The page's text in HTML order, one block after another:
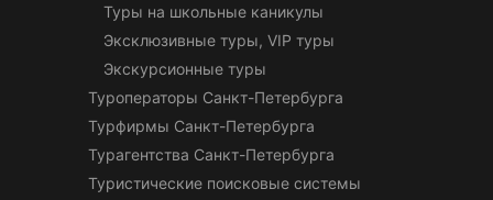
Туры на школьные каникулы
Эксклюзивные туры, VIP туры
Экскурсионные туры
Туроператоры Санкт-Петербурга
Турфирмы Санкт-Петербурга
Турагентства Санкт-Петербурга
Туристические поисковые системы